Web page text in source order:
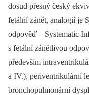
dosud přesný český
fetální zánět, analogií je
odpověď –⁠ Systematic
s fetální zánětlivou
především
a IV.), periventrikulární
bronchopulmonární